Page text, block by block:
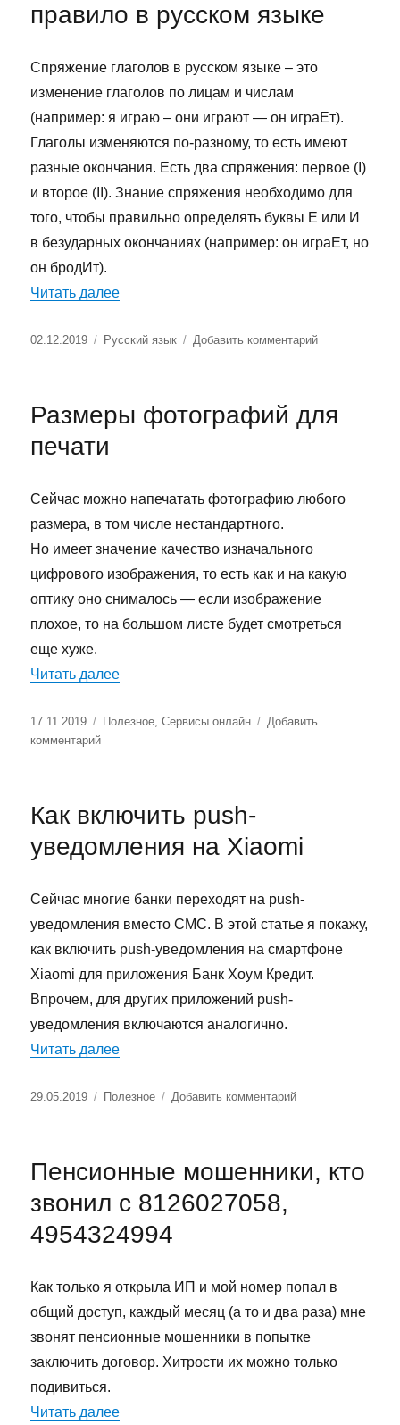
правило в русском языке
Спряжение глаголов в русском языке – это
изменение глаголов по лицам и числам
(например: я играю – они играют — он играЕт).
Глаголы изменяются по-разному, то есть имеют
разные окончания. Есть два спряжения: первое (І)
и второе (ІІ). Знание спряжения необходимо для
того, чтобы правильно определять буквы Е или И
в безударных окончаниях (например: он играЕт, но
он бродИт).
Читать далее«Спряжение глаголов: правило в
Опубликовано
02.12.2019 Рубрики
Русский язык Добавить комментарийк
правило
Размеры фотографий для
печати
Сейчас можно напечатать фотографию любого
размера, в том числе нестандартного.
Но имеет значение качество изначального
цифрового изображения, то есть как и на какую
оптику оно снималось — если изображение
плохое, то на большом листе будет смотреться
еще хуже.
Читать далее«Размеры фотографий для печати»
Опубликовано
17.11.2019 Рубрики
Полезное,Сервисы онлайн
Добавить
комментарийк
для
Как включить push-
уведомления на Xiaomi
Сейчас многие банки переходят на push-
уведомления вместо СМС. В этой статье я покажу,
как включить push-уведомления на смартфоне
Xiaomi для приложения Банк Хоум Кредит.
Впрочем, для других приложений push-
уведомления включаются аналогично.
Читать далее«Как включить push-уведомления на
Опубликовано
29.05.2019 Рубрики
Полезное Добавить комментарийк
push-
Пенсионные мошенники, кто
звонил с 8126027058,
4954324994
Как только я открыла ИП и мой номер попал в
общий доступ, каждый месяц (а то и два раза) мне
звонят пенсионные мошенники в попытке
заключить договор. Хитрости их можно только
подивиться.
Читать далее«Пенсионные мошенники, кто звонил с